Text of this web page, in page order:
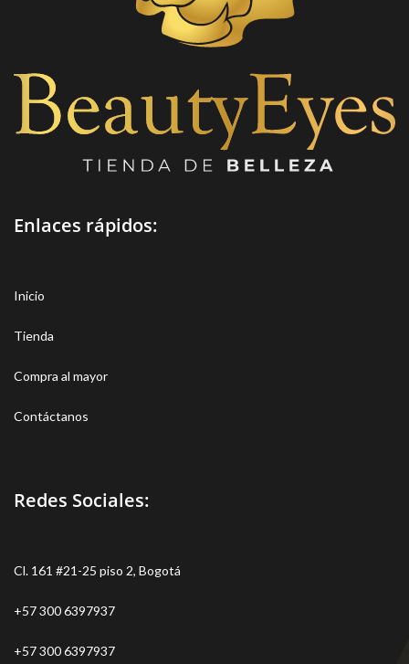
Enlaces rápidos:
Inicio
Tienda
Compra al mayor
Contáctanos
Redes Sociales:
Cl. 161 #21-25 piso 2, Bogotá
+57 300 6397937
+57 300 6397937